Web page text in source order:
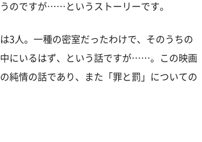
のですが……というストーリーです。
3人。一種の密室だったわけで、そのうちの
にいるはず、という話ですが……。この映画
純情の話であり、また「罪と罰」についての